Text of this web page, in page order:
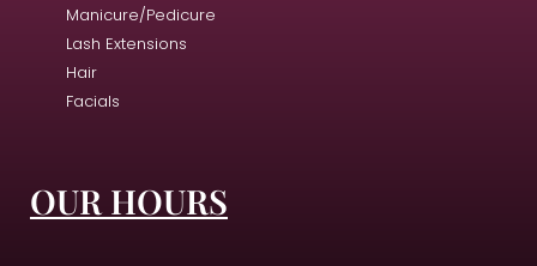
Manicure/Pedicure
Lash Extensions
Hair
Facials
OUR HOURS